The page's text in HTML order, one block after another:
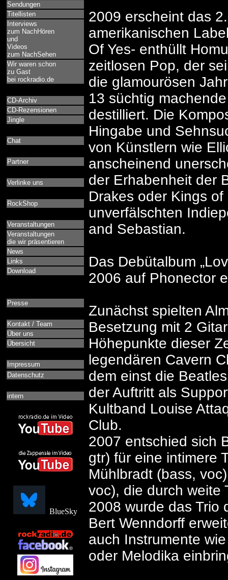
Sendungen
Titellisten
Interviews
zum NachHören
und
Videos
zum NachSehen
Wir waren schon
zu Gast
bei rockradio.de
CD-Archiv
CD-Rezensionen
Jingle
Chat
Partner
Verlinke uns
RockShop
Veranstaltungen
Veranstaltungen
die wir präsentieren
News
Links
Download
Presse
Kontakt / Team
Über uns
Übersicht
Impressum
Datenschutz
intern
BlueSky
2009 erscheint das
amerikanischen
Of Yes- enthüllt
zeitlosen Pop, der
die glamourösen
13 süchtig
destilliert. Die
Hingabe und
von Künstlern wie
anscheinend
der Erhabenheit der
Drakes oder Kings of
unverfälschten
and Sebastian.
Das Debütalbum
2006 auf Phonector
Zunächst spielten
Besetzung mit 2
Höhepunkte dieser
legendären Cavern
dem einst die
der Auftritt als
Kultband Louise
Club.
2007 entschied sich
gtr) für eine intimere
Mühlbradt (bass,
voc), die durch weite
2008 wurde das Trio
Bert Wenndorff
auch Instrumente
oder Melodika